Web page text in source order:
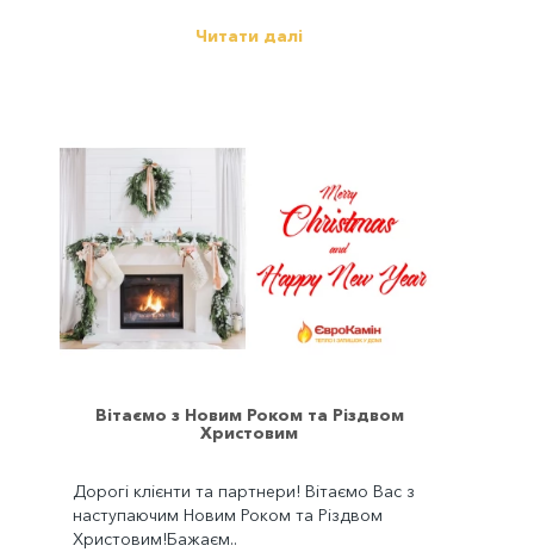
Читати далі
Вітаємо з Новим Роком та Різдвом
Христовим
Дорогі клієнти та партнери! Вітаємо Вас з
наступаючим Новим Роком та Різдвом
Христовим!Бажаєм..